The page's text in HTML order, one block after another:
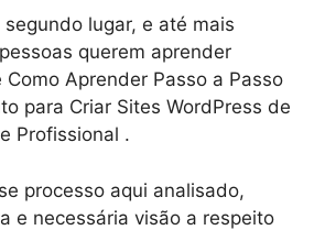
lugar, e até mais
querem aprender
Aprender Passo a Passo
para Criar Sites WordPress de
Profissional .
processo aqui analisado,
e necessária visão a respeito